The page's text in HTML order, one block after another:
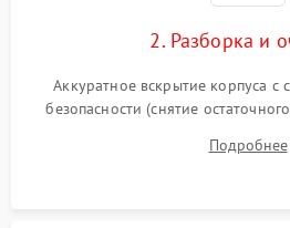
2. Разборка и
Аккуратное вскрытие корпуса с
безопасности (снятие
и кистей для предотвращения
Подробнее